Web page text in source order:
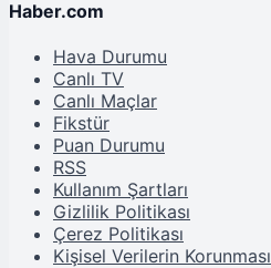
Haber.com
Hava Durumu
Canlı TV
Canlı Maçlar
Fikstür
Puan Durumu
RSS
Kullanım Şartları
Gizlilik Politikası
Çerez Politikası
Kişisel Verilerin Korunması